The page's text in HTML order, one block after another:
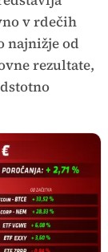
v rdečih
najnižje od
rezultate,